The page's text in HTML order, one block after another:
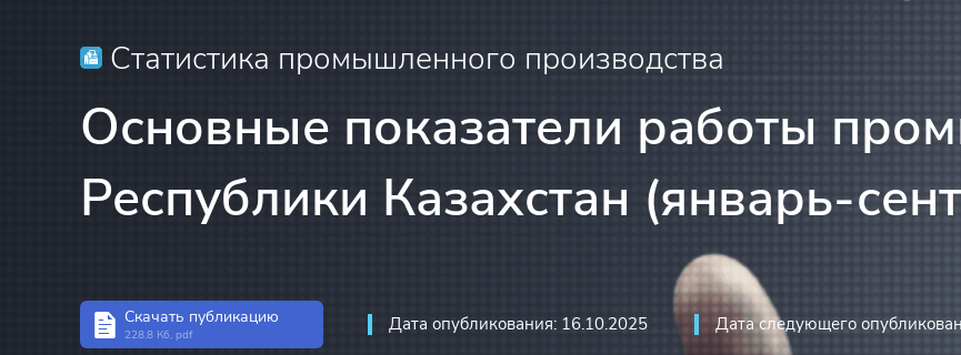
Статистика услуг
Статистика туризма
Статистика строительства
Статистика промышленного производства
Основные показатели работы
Республики Казахстан (январь-
Скачать публикацию
228.8 Кб, pdf Дата опубликования: 16.10.2025 Дата следующего